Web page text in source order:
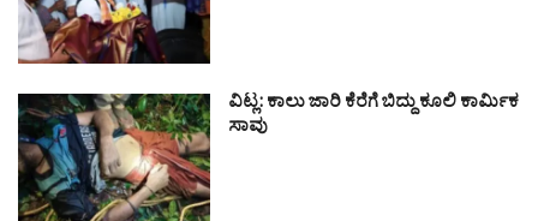
ವಿಟ್ಲ: ಕಾಲು ಜಾರಿ ಕೆರೆಗೆ ಬಿದ್ದು ಕೂಲಿ ಕಾರ್ಮಿಕ
ಸಾವು